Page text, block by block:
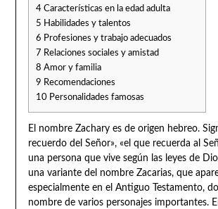
4Características en la edad adulta
5 Habilidades y talentos
6 Profesiones y trabajo adecuados
7 Relaciones sociales y amistad
8 Amor y familia
9 Recomendaciones
10Personalidades famosas
El nombre Zachary es de origen hebreo.
recuerdo del Señor», «el que recuerda al
una persona que vive según las leyes de
una variante del nombre Zacarias, que
especialmente en el Antiguo Testamento,
nombre de varios personajes importantes.